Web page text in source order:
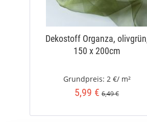
Dekostoff Organza,
150 x 200cm
Grundpreis: 2 €/ m²
5,99 € 6,49 €